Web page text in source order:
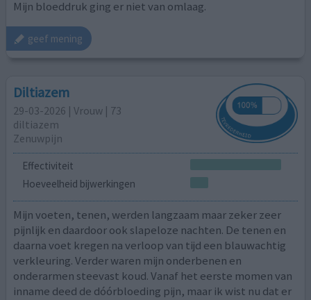
Mijn bloeddruk ging er niet van omlaag.
geef mening
Diltiazem
29-03-2026 | Vrouw | 73
diltiazem
Zenuwpijn
Effectiviteit
Hoeveelheid bijwerkingen
Mijn voeten, tenen, werden langzaam maar zeker zeer
pijnlijk en daardoor ook slapeloze nachten. De tenen en
daarna voet kregen na verloop van tijd een blauwachtig
verkleuring. Verder waren mijn onderbenen en
onderarmen steevast koud. Vanaf het eerste momen van
inname deed de dóórbloeding pijn, maar ik wist nu dat er